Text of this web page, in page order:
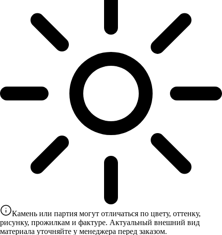
Камень или партия могут отличаться по цвету, оттенку,
рисунку, прожилкам и фактуре. Актуальный внешний вид
материала уточняйте у менеджера перед заказом.